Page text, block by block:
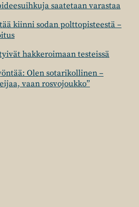
saatetaan varastaa
kiinni sodan polttopisteestä –
hakkeroimaan testeissä
Olen sotarikollinen –
vaan rosvojoukko”